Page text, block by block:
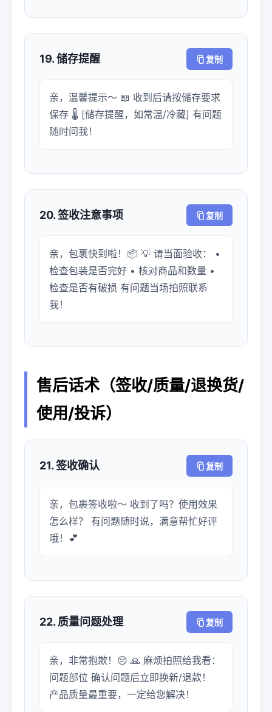
19. 储存提醒 复制
亲，温馨提示～ 📖 收到后请按储存要求
保存 🌡️ [储存提醒，如常温/冷藏] 有问题
随时问我！
20. 签收注意事项 复制
亲，包裹快到啦！📦 💡 请当面验收： •
检查包装是否完好 • 核对商品和数量 •
检查是否有破损 有问题当场拍照联系
我！
售后话术（签收/质量/退换货/
使用/投诉）
21. 签收确认 复制
亲，包裹签收啦～ 收到了吗？使用效果
怎么样？ 有问题随时说，满意帮忙好评
哦！💕
22. 质量问题处理 复制
亲，非常抱歉！😔 🙏 麻烦拍照给我看：
问题部位 确认问题后立即换新/退款！
产品质量最重要，一定给您解决！